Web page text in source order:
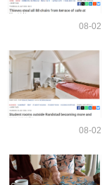
08-02
08-02